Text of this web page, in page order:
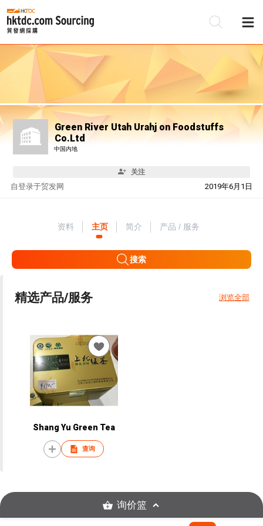
Green River Utah Urahj on Foodstuffs
Co.Ltd
中国内地
关注
自 2019年6月1日
登录于贸发网
资料 主页 简介 产品 / 服务
搜索
精选产品/服务 浏览全部
Shang Yu Green Tea
查询
询价篮